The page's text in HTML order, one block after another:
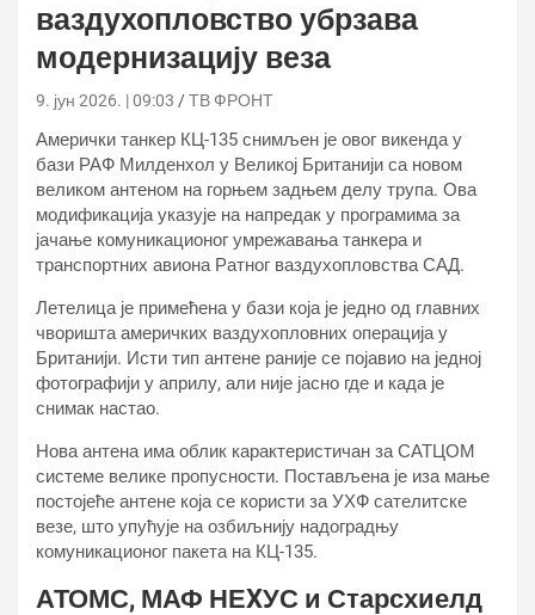
ваздухопловство убрзава
модернизацију веза
9. јун 2026. | 09:03 ТВ ФРОНТ
Амерички танкер КЦ-135 снимљен је овог викенда у
бази РАФ Милденхол у Великој Британији са новом
великом антеном на горњем задњем делу трупа. Ова
модификација указује на напредак у програмима за
јачање комуникационог умрежавања танкера и
транспортних авиона Ратног ваздухопловства САД.
Летелица је примећена у бази која је једно од главних
чворишта америчких ваздухопловних операција у
Британији. Исти тип антене раније се појавио на једној
фотографији у априлу, али није јасно где и када је
снимак настао.
Нова антена има облик карактеристичан за САТЦОМ
системе велике пропусности. Постављена је иза мање
постојеће антене која се користи за УХФ сателитске
везе, што упућује на озбиљнију надоградњу
комуникационог пакета на КЦ-135.
АТОМС, МАФ НЕXУС и Старсхиелд